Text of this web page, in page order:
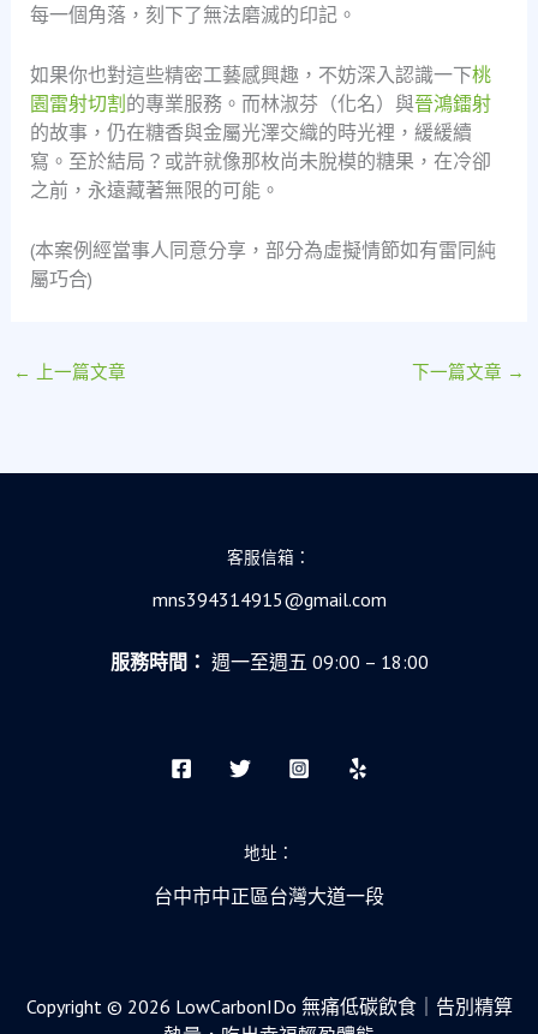
每一個角落，刻下了無法磨滅的印記。
如果你也對這些精密工藝感興趣，不妨深入認識一下桃
園雷射切割的專業服務。而林淑芬（化名）與晉鴻鐳射
的故事，仍在糖香與金屬光澤交織的時光裡，緩緩續
寫。至於結局？或許就像那枚尚未脫模的糖果，在冷卻
之前，永遠藏著無限的可能。
(本案例經當事人同意分享，部分為虛擬情節如有雷同純
屬巧合)
← 上一篇文章 下一篇文章 →
客服信箱：
mns394314915@gmail.com
服務時間： 週一至週五 09:00 – 18:00
地址：
台中市中正區台灣大道一段
Copyright © 2026 LowCarbonIDo 無痛低碳飲食｜告別精算